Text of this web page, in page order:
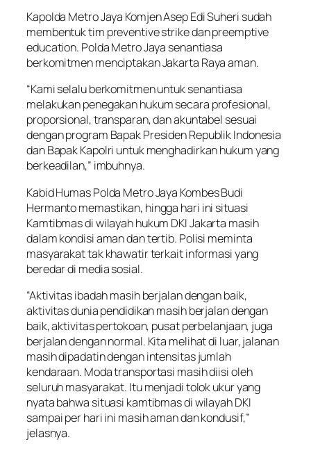
Kapolda Metro Jaya Komjen Asep Edi Suheri sudah
membentuk tim preventive strike dan preemptive
education. Polda Metro Jaya senantiasa
berkomitmen menciptakan Jakarta Raya aman.
“Kami selalu berkomitmen untuk senantiasa
melakukan penegakan hukum secara profesional,
proporsional, transparan, dan akuntabel sesuai
dengan program Bapak Presiden Republik Indonesia
dan Bapak Kapolri untuk menghadirkan hukum yang
berkeadilan,” imbuhnya.
Kabid Humas Polda Metro Jaya Kombes Budi
Hermanto memastikan, hingga hari ini situasi
Kamtibmas di wilayah hukum DKI Jakarta masih
dalam kondisi aman dan tertib. Polisi meminta
masyarakat tak khawatir terkait informasi yang
beredar di media sosial.
“Aktivitas ibadah masih berjalan dengan baik,
aktivitas dunia pendidikan masih berjalan dengan
baik, aktivitas pertokoan, pusat perbelanjaan, juga
berjalan dengan normal. Kita melihat di luar, jalanan
masih dipadatin dengan intensitas jumlah
kendaraan. Moda transportasi masih diisi oleh
seluruh masyarakat. Itu menjadi tolok ukur yang
nyata bahwa situasi kamtibmas di wilayah DKI
sampai per hari ini masih aman dan kondusif,”
jelasnya.